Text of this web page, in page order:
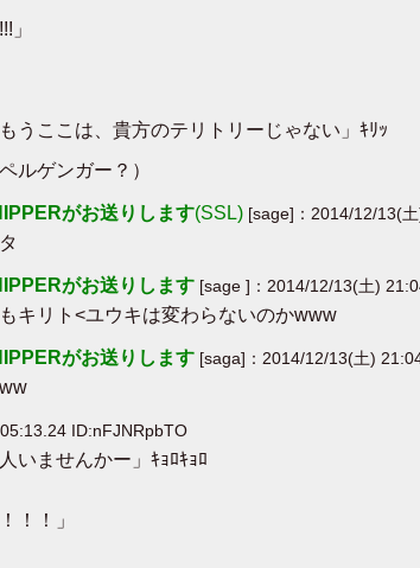
」
うここは、貴方のテリトリーじゃない」ｷﾘｯ
ルゲンガー？）
がお送りします(SSL) [sage]：2014/12/13(
がお送りします [sage ]：2014/12/13(土)
キリト<ユウキは変わらないのかwww
がお送りします [saga]：2014/12/13(土)
ID:nFJNRpbTO
いませんかー」ｷｮﾛｷｮﾛ
！！」